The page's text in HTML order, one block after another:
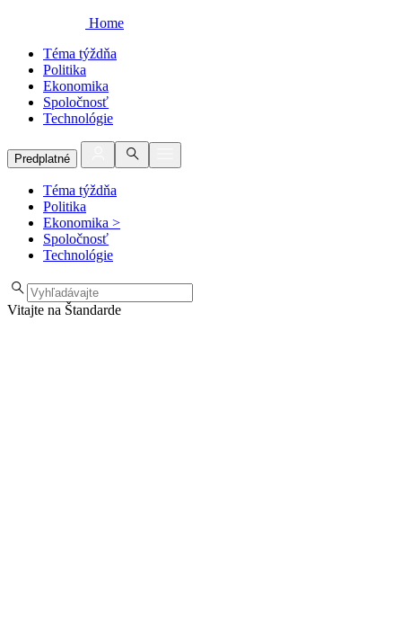
Home
Téma týždňa
Politika
Ekonomika
Spoločnosť
Technológie
Predplatné
Téma týždňa
Politika
Ekonomika >
Spoločnosť
Technológie
Vitajte na Štandarde